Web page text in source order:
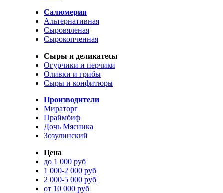
Салюмерия
Альтернативная
Сыровяленая
Сырокопченная
Сыры и деликатесы
Огурчики и перчики
Оливки и грибы
Сыры и конфитюры
Производители
Мираторг
Праймбиф
Дочь Мясника
Зозулинский
Цена
до 1 000 руб
1 000-2 000 руб
2 000-5 000 руб
от 10 000 руб